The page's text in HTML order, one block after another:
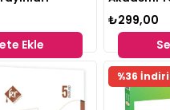
Ekle
₺299,00
%36